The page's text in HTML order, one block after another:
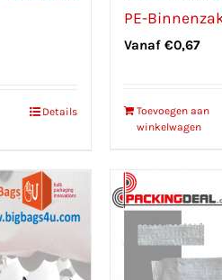
Details
PE-
Vanaf €0,67
Toevoegen aan
winkelwagen